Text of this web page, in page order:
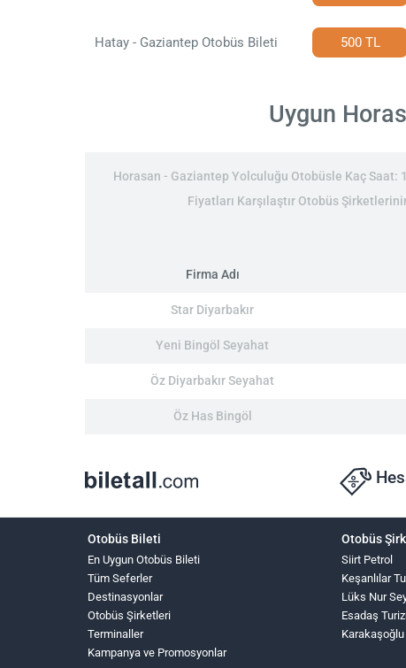
Hatay - Gaziantep Otobüs Bileti 500 TL
Uygun
Horasan - Gaziantep Yolculuğu Otobüsle Kaç Saat:
Fiyatları Karşılaştır Otobüs
Firma Adı
Star Diyarbakır
Yeni Bingöl Seyahat
Öz Diyarbakır Seyahat
Öz Has Bingöl
Otobüs Bileti
En Uygun Otobüs Bileti
Tüm Seferler
Destinasyonlar
Otobüs Şirketleri
Terminaller
Kampanya ve Promosyonlar
Otobüs
Siirt Petrol
Keşanlılar
Lüks Nur
Esadaş